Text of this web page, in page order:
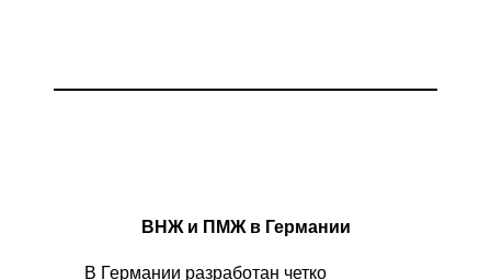
ВНЖ и ПМЖ в Германии
В Германии разработан четко